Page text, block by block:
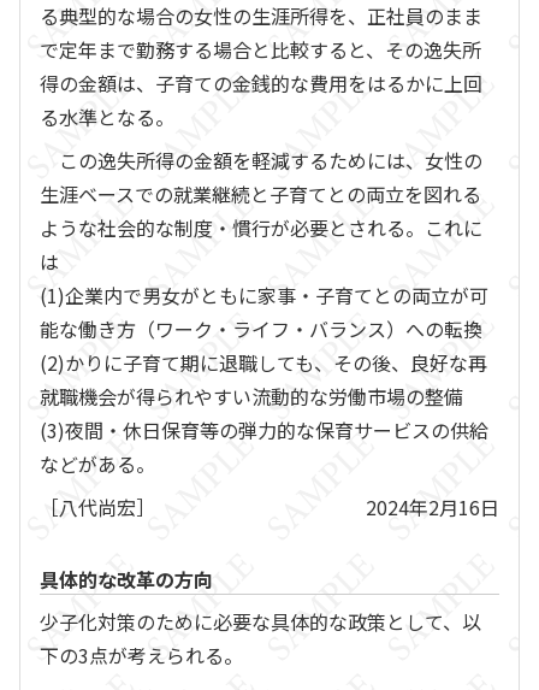
る典型的な場合の女性の生涯所得を、正社員のまま
で定年まで勤務する場合と比較すると、その逸失所
得の金額は、子育ての金銭的な費用をはるかに上回
る水準となる。
この逸失所得の金額を軽減するためには、女性の
生涯ベースでの就業継続と子育てとの両立を図れる
ような社会的な制度・慣行が必要とされる。これに
は
(1)企業内で男女がともに家事・子育てとの両立が可
能な働き方（ワーク・ライフ・バランス）への転換
(2)かりに子育て期に退職しても、その後、良好な再
就職機会が得られやすい流動的な労働市場の整備
(3)夜間・休日保育等の弾力的な保育サービスの供給
などがある。
［八代尚宏］
2024年2月16日
具体的な改革の方向
少子化対策のために必要な具体的な政策として、以
下の3点が考えられる。